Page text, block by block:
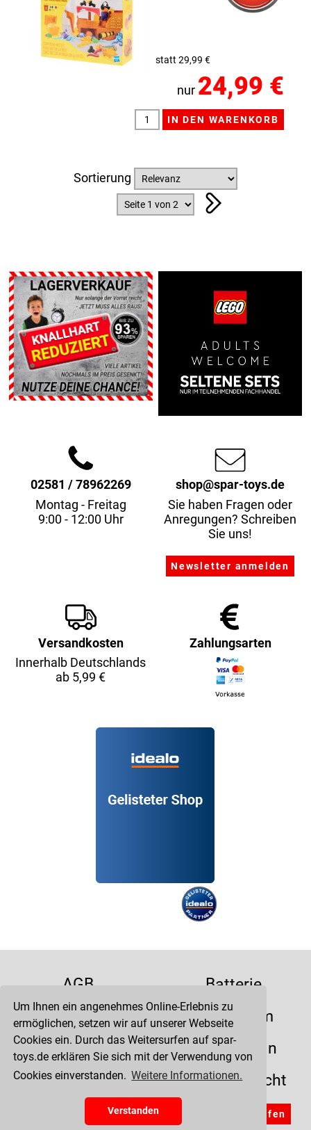
Um Ihnen ein angenehmes Online-Erlebnis zu
ermöglichen, setzen wir auf unserer Webseite
Cookies ein. Durch das Weitersurfen auf spar-
toys.de erklären Sie sich mit der Verwendung von
Cookies einverstanden. Weitere Informationen.
Verstanden
statt 29,99 €
nur 24,99 €
Sortierung
02581 / 78962269
Montag - Freitag
9:00 - 12:00 Uhr
shop@spar-toys.de
Sie haben Fragen oder
Anregungen? Schreiben
Sie uns!
Versandkosten
Innerhalb Deutschlands
ab 5,99 €
Zahlungsarten
AGB
Batterie
Datenschutz
Impressum
Kontakt
Liefertermin
Versandkosten
Widerrufsrecht